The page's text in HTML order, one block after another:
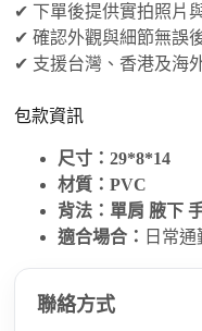
✔ 下單後提供實拍照片
✔ 確認外觀與細節無誤
✔ 支援台灣、香港及海
包款資訊
尺寸：29*8*14
材質：PVC
背法：單肩 腋下
適合場合： 日常
聯絡方式